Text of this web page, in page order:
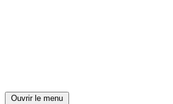
Ouvrir le menu